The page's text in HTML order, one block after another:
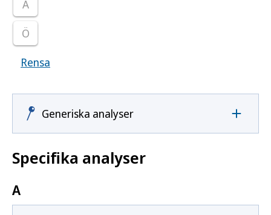
Ä
Ö
Rensa
Generiska analyser
Specifika analyser
A